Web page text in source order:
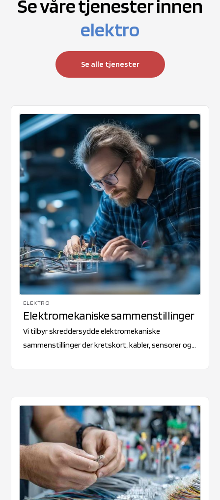
Se våre tjenester innen
elektro
Se alle tjenester
ELEKTRO
Elektromekaniske sammenstillinger
Vi tilbyr skreddersydde elektromekaniske
sammenstillinger der kretskort, kabler, sensorer og